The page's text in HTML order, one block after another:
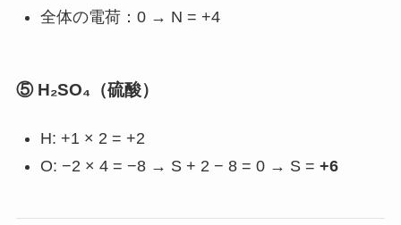
全体の電荷：0 → N = +4
⑤ H₂SO₄（硫酸）
H: +1 × 2 = +2
O: −2 × 4 = −8 → S + 2 − 8 = 0 → S = +6